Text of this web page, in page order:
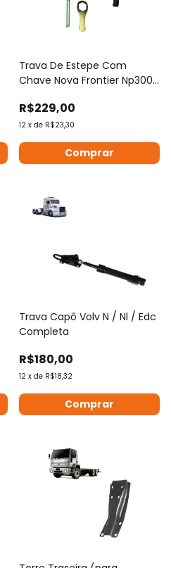
Trava De Estepe Com
Chave Nova Frontier Np300
R$229,00
12 x de R$23,30
Trava Capô Volv N / Nl / Edc
Completa
R$180,00
12 x de R$18,32